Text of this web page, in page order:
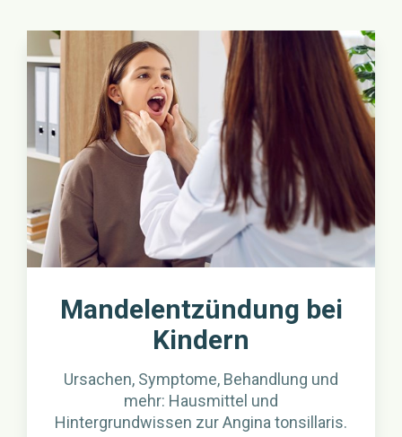
Mandelentzündung bei
Kindern
Ursachen, Symptome, Behandlung und
mehr: Hausmittel und
Hintergrundwissen zur Angina tonsillaris.